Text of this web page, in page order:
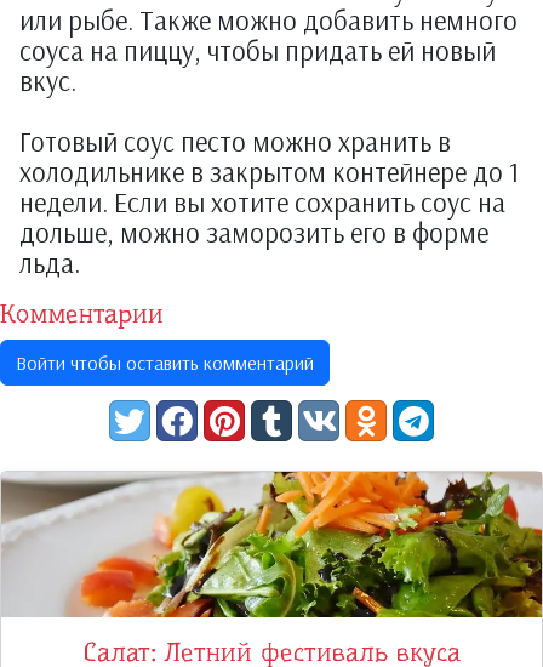
или рыбе. Также можно добавить немного
соуса на пиццу, чтобы придать ей новый
вкус.
Готовый соус песто можно хранить в
холодильнике в закрытом контейнере до 1
недели. Если вы хотите сохранить соус на
дольше, можно заморозить его в форме
льда.
Комментарии
Войти чтобы оставить комментарий
Салат: Летний фестиваль вкуса